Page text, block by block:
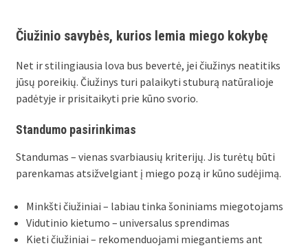
Čiužinio savybės, kurios lemia miego kokybę
Net ir stilingiausia lova bus bevertė, jei čiužinys neatitiks
jūsų poreikių. Čiužinys turi palaikyti stuburą natūralioje
padėtyje ir prisitaikyti prie kūno svorio.
Standumo pasirinkimas
Standumas – vienas svarbiausių kriterijų. Jis turėtų būti
parenkamas atsižvelgiant į miego pozą ir kūno sudėjimą.
Minkšti čiužiniai – labiau tinka šoniniams miegotojams
Vidutinio kietumo – universalus sprendimas
Kieti čiužiniai – rekomenduojami miegantiems ant